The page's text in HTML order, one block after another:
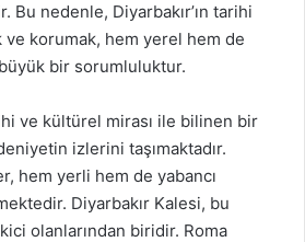
Bu nedenle, Diyarbakır’ın tarihi
ve korumak, hem yerel hem de
bir sorumluluktur.
ve kültürel mirası ile bilinen bir
izlerini taşımaktadır.
hem yerli hem de yabancı
Diyarbakır Kalesi, bu
olanlarından biridir. Roma